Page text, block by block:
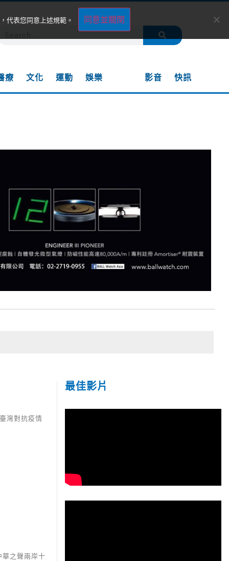
療 文化 運動 娛樂 影音 快訊
灣對抗疫情
之聲兩岸十
最佳影片
代表您同意上述規範。 同意並關閉